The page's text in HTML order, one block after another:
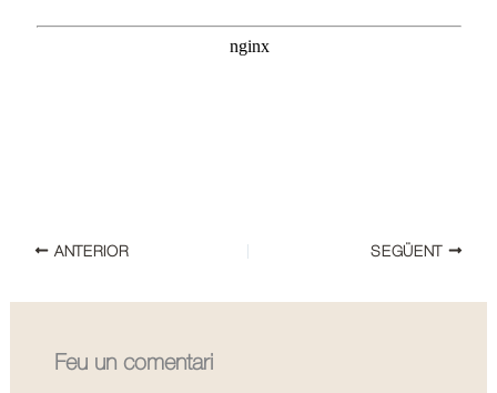
ANTERIOR SEGÜENT
Feu un comentari